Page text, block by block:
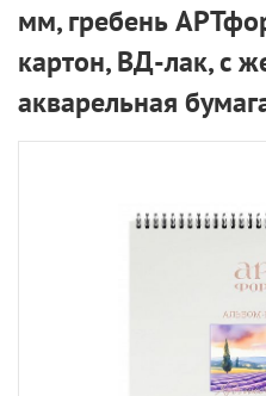
мм, гребень
картон, ВД-лак, с
акварельная